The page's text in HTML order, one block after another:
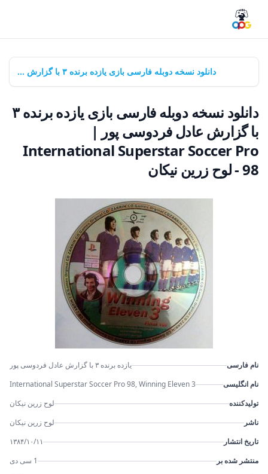
بازی‌ها دانلود نسخه دوبله فارسی بازی یازده برنده ۳ با گزارش عادل فردوسی پور | International Superstar Soccer Pro 98 - لوح زرین نیکان
دانلود نسخه دوبله فارسی بازی یازده برنده ۳
با گزارش عادل فردوسی پور |
International Superstar Soccer Pro
98 - لوح زرین نیکان
نام فارسی
یازده برنده ۳ با گزارش عادل فردوسی پور
نام انگلیسی
International Superstar Soccer Pro 98, Winning Eleven 3
تولیدکننده
لوح زرین نیکان
ناشر
لوح زرین نیکان
تاریخ انتشار
۱۳۸۴/۱۰/۱۱
منتشر شده بر
1 سی دی